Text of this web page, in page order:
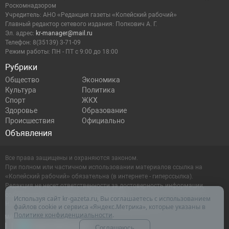
Рубрики
Общество
Экономика
Культура
Политика
Спорт
ЖКХ
Здоровье
Образование
Происшествия
Официально
Объявления
Роскомнадзором
Учредитель: АНО «Редакция газеты «Копейский рабочий»
Главный редактор сетевого издания: Попкович А. Г.
Эл. адрес: kr-manager@mail.ru
Телефон: 8(35139) 3-71-09
Режим работы: ПН - ПТ с 9:00 до 18:00
Все права защищены и охраняются законом.
При полном или частичном использовании материалов ссылка на
«Копейский рабочий» обязательна (в интернете - гиперссылка).
Редакция не несет ответственности за достоверность информации,
содержащейся в рекламных объявлениях.
Настоящий ресурс может содержать материалы 16+
Используя сайт kr-gazeta.ru, Вы соглашаетесь с использованием
файлов cookie и сервиса «Яндекс.Метрика», которые указаны в
Политике конфиденциальности.